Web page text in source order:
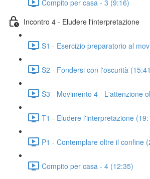
Compito per casa - 3 (9:16)
Incontro 4 - Eludere l'interpretazione
S1 - Esercizio preparatorio al
S2 - Fondersi con l'oscurità
S3 - Movimento 4 - L'attenzione
T1 - Eludere l'interpretazione
P1 - Contemplare oltre il confine
Compito per casa - 4 (12:35)